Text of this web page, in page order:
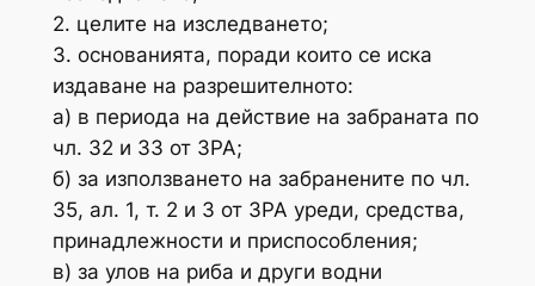
2. целите на изследването;
3. основанията, поради които се иска
издаване на разрешителното:
а) в периода на действие на забраната по
чл. 32 и 33 от ЗРА;
б) за използването на забранените по чл.
35, ал. 1, т. 2 и 3 от ЗРА уреди, средства,
принадлежности и приспособления;
в) за улов на риба и други водни